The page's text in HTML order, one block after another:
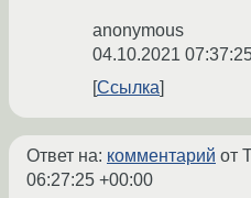
anonymous
04.10.2021
Ссылка
Ответ на: комментарий от
06:27:25 +00:00